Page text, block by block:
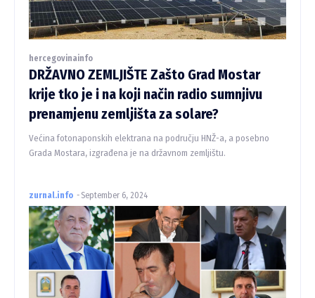
hercegovinainfo
DRŽAVNO ZEMLJIŠTE Zašto Grad Mostar
krije tko je i na koji način radio sumnjivu
prenamjenu zemljišta za solare?
Većina fotonaponskih elektrana na području HNŽ-a, a posebno
Grada Mostara, izgrađena je na državnom zemljištu.
zurnal.info - September 6, 2024